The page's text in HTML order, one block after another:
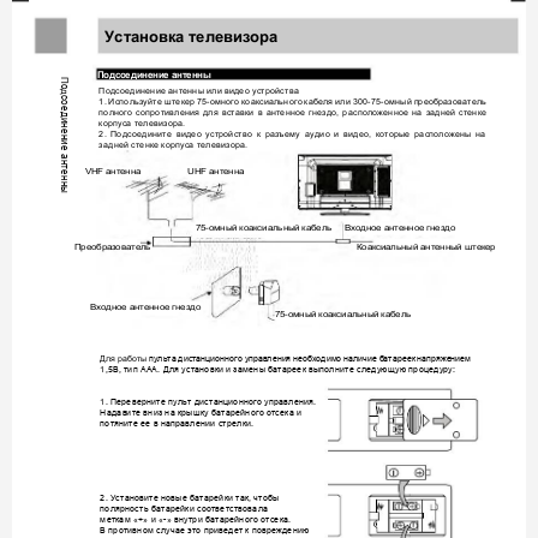
Установка телевизора
П

д
 
Подсоединение антенны
Подсоединение антенны или видео устройства
1. Используйте штекер 75-омного коаксиального кабеля или 300-75-омный преобразователь
полного сопротивления для вставки в антенное гнездо, расположенное на задней стенке
корпуса телевизора.
2.
Подсоедините видео устройство к разъему аудио и видео, которые расположены на
задней стенке корпуса телевизора.
VHF антенна UHF антенна
Входное антенное гнездо
75-омный коаксиальный кабель
Преобразователь Коаксиальный антенный штекер
Входное антенное гнездо
75-омный коаксиальный кабель
Для работы       
1,5,  .        :
1.    .
      
    .
2.    , 
  
 «+»  «-»   .
      